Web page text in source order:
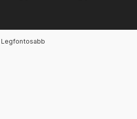
Legfontosabb